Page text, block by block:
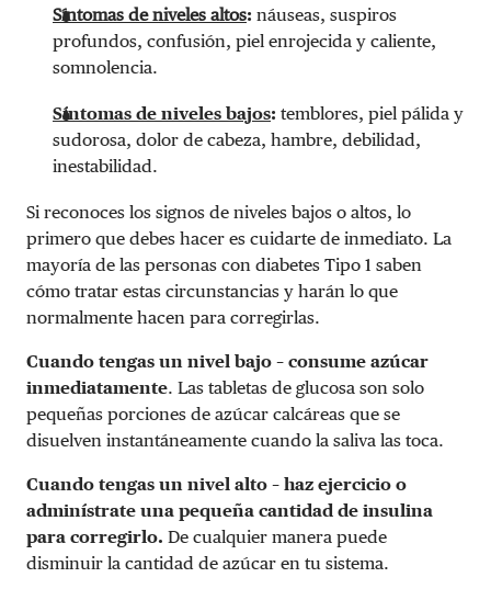
Síntomas de niveles altos: náuseas, suspiros
profundos, confusión, piel enrojecida y caliente,
somnolencia.
Síntomas de niveles bajos: temblores, piel pálida y
sudorosa, dolor de cabeza, hambre, debilidad,
inestabilidad.
Si reconoces los signos de niveles bajos o altos, lo
primero que debes hacer es cuidarte de inmediato. La
mayoría de las personas con diabetes Tipo 1 saben
cómo tratar estas circunstancias y harán lo que
normalmente hacen para corregirlas.
Cuando tengas un nivel bajo – consume azúcar
inmediatamente. Las tabletas de glucosa son solo
pequeñas porciones de azúcar calcáreas que se
disuelven instantáneamente cuando la saliva las toca.
Cuando tengas un nivel alto – haz ejercicio o
adminístrate una pequeña cantidad de insulina
para corregirlo. De cualquier manera puede
disminuir la cantidad de azúcar en tu sistema.